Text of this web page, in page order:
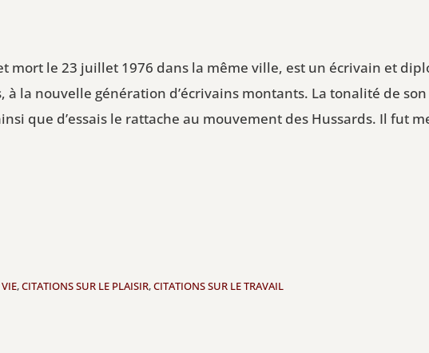
mort le 23 juillet 1976 dans la même ville, est un écrivain et
la nouvelle génération d’écrivains montants. La tonalité de
que d’essais le rattache au mouvement des Hussards. Il fut
,CITATIONS SUR LE PLAISIR,CITATIONS SUR LE TRAVAIL